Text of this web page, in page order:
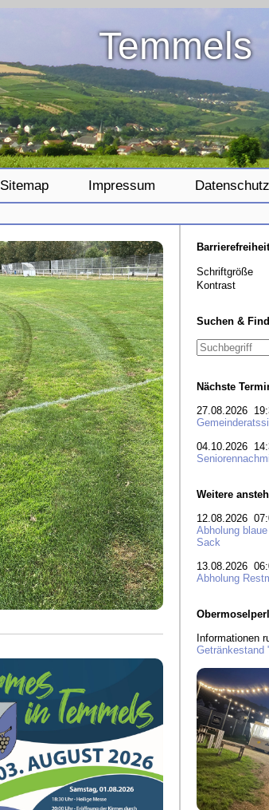
Temmels
Sitemap Impressum Datenschutz
Barrierefreiheit
Schriftgröße
Kontrast
Suchen &
Nächste
27.08.2026
04.10.2026
Weitere
12.08.2026
Abholung
Sack
13.08.2026
Abholung
Informationen
Getränkestand